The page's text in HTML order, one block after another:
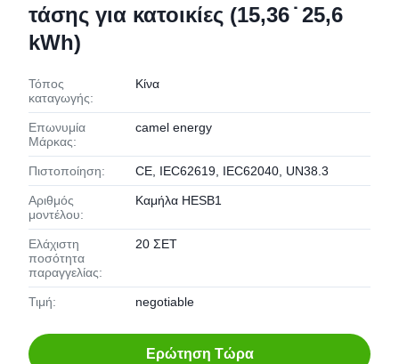
τάσης για κατοικίες (15,36 ̇ 25,6
kWh)
Τόπος
καταγωγής:
Κίνα
Επωνυμία
Μάρκας:
camel energy
Πιστοποίηση: CE, IEC62619, IEC62040, UN38.3
Αριθμός
μοντέλου:
Καμήλα HESB1
Ελάχιστη
ποσότητα
παραγγελίας:
20 ΣΕΤ
Τιμή: negotiable
Ερώτηση Τώρα